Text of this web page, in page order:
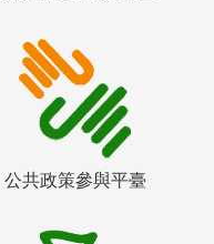
公共政策參與平臺